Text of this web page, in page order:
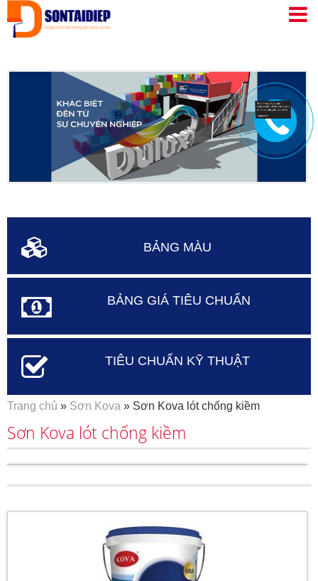
Nhảy
đến
BẢNG MÀU
BẢNG GIÁ TIÊU CHUẨN
TIÊU CHUẨN KỸ THUẬT
Bạn đang ở đây
Trang chủ » Sơn Kova » Sơn Kova lót chống kiềm
Sơn Kova lót chống kiềm